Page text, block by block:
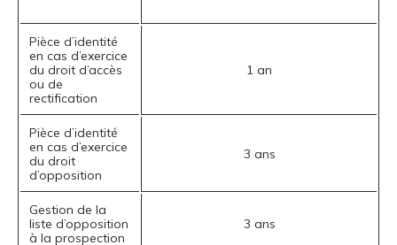
Pièce d’identité
en cas d’exercice
du droit d’accès
ou de
rectification
1 an
Pièce d’identité
en cas d’exercice
du droit
d’opposition
3 ans
Gestion de la
liste d’opposition
à la prospection
3 ans